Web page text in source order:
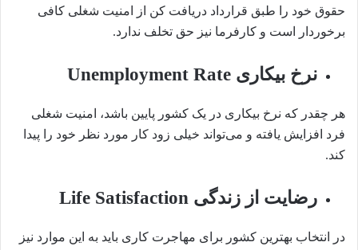
حقوق خود را طبق قرارداد دریافت کن از امنیت شغلی کافی
برخوردار است و کارفرما نیز حق تخلف ندارد.
نرخ بیکاری Unemployment Rate
هر چقدر که نرخ بیکاری در یک کشور پایین باشد، امنیت شغلی
فرد افزایش یافته و می‌تواند خیلی زود کار مورد نظر خود را پیدا
کند.
رضایت از زندگی Life Satisfaction
در انتخاب بهترین کشور برای مهاجرت کاری باید به این موارد نیز